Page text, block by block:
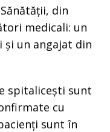
din
medicali: un
și un angajat din
spitalicești sunt
cu
sunt în